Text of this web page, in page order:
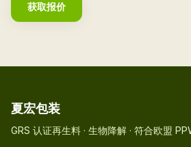
获取报价
夏宏包装
GRS 认证再生料 · 生物降解 · 符合欧盟